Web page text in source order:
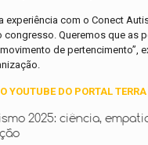
experiência com o Conect
congresso. Queremos que as
de pertencimento”,
YOUTUBE DO PORTAL
2025: ciência,